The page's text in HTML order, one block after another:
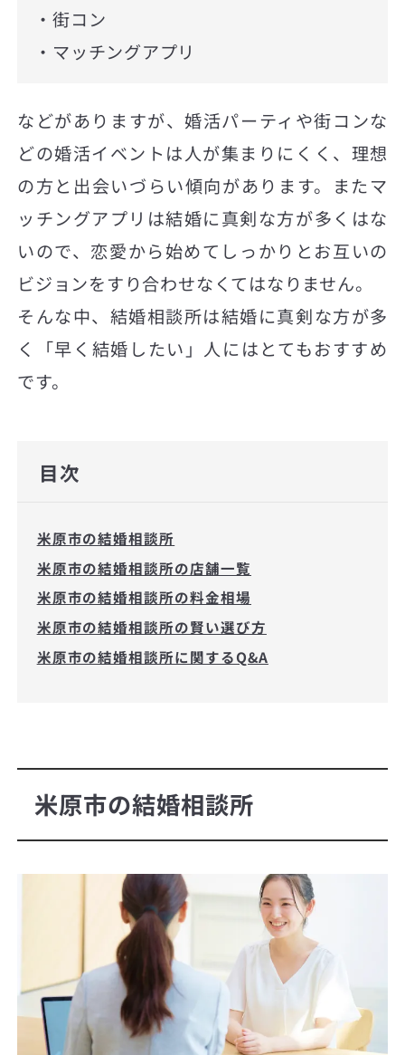
・街コン
・マッチングアプリ
などがありますが、婚活パーティや街コンな
どの婚活イベントは人が集まりにくく、理想
の方と出会いづらい傾向があります。またマ
ッチングアプリは結婚に真剣な方が多くはな
いので、恋愛から始めてしっかりとお互いの
ビジョンをすり合わせなくてはなりません。
そんな中、結婚相談所は結婚に真剣な方が多
く「早く結婚したい」人にはとてもおすすめ
です。
目次
米原市の結婚相談所
米原市の結婚相談所の店舗一覧
米原市の結婚相談所の料金相場
米原市の結婚相談所の賢い選び方
米原市の結婚相談所に関するQ&A
米原市の結婚相談所